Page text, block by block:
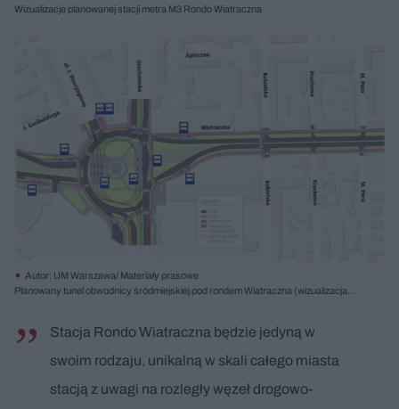
Wizualizacje planowanej stacji metra M3 Rondo Wiatraczna
Autor: UM Warszawa/ Materiały prasowe
Planowany tunel obwodnicy śródmiejskiej pod rondem Wiatraczna (wizualizacja
Stacja Rondo Wiatraczna będzie jedyną w
swoim rodzaju, unikalną w skali całego miasta
stacją z uwagi na rozległy węzeł drogowo-